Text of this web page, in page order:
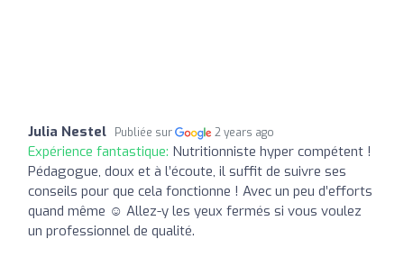
Julia Nestel Publiée sur 2 years ago
Expérience fantastique: Nutritionniste hyper compétent !
Pédagogue, doux et à l’écoute, il suffit de suivre ses
conseils pour que cela fonctionne ! Avec un peu d’efforts
quand même ☺️ Allez-y les yeux fermés si vous voulez
un professionnel de qualité.